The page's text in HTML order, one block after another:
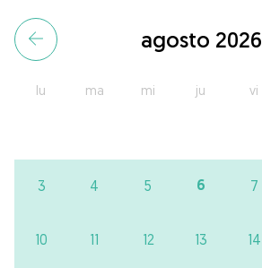
agosto 2026
lu ma mi ju vi
3 4 5 6 7
10 11 12 13 14